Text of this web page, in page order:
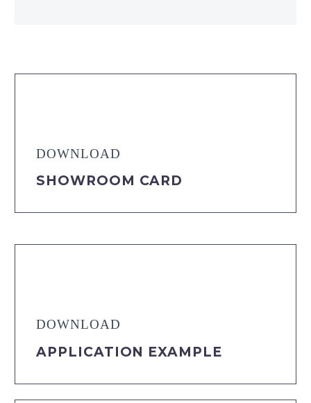
DOWNLOAD
SHOWROOM CARD
DOWNLOAD
APPLICATION EXAMPLE